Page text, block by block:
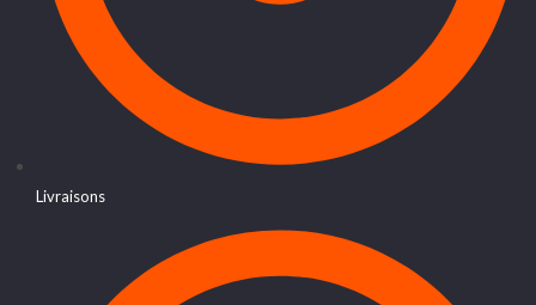
Livraisons